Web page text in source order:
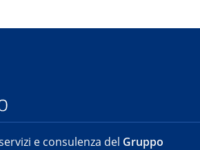
e consulenza del Gruppo